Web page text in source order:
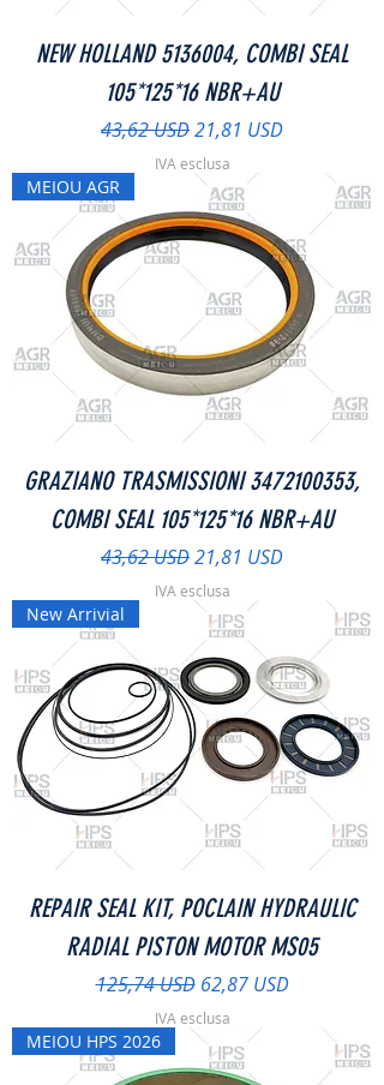
NEW HOLLAND 5136004, COMBI SEAL
105*125*16 NBR+AU
Prezzo regolare
43,62 USDPrezzo scontato
21,81 USD
IVA esclusa
MEIOU AGR
GRAZIANO TRASMISSIONI 3472100353,
COMBI SEAL 105*125*16 NBR+AU
Prezzo regolare
43,62 USDPrezzo scontato
21,81 USD
IVA esclusa
New Arrivial
REPAIR SEAL KIT, POCLAIN HYDRAULIC
RADIAL PISTON MOTOR MS05
Prezzo regolare
125,74 USD Prezzo scontato
62,87 USD
IVA esclusa
MEIOU HPS 2026